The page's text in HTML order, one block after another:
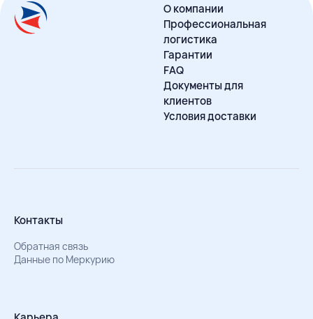
О компании
Профессиональная
логистика
Гарантии
FAQ
Документы для
клиентов
Условия доставки
Контакты
Обратная связь
Данные по Меркурию